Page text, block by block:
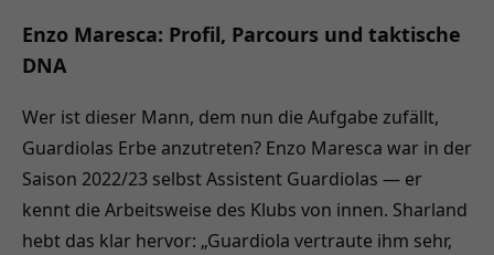
Enzo Maresca: Profil, Parcours und taktische
DNA
Wer ist dieser Mann, dem nun die Aufgabe zufällt,
Guardiolas Erbe anzutreten? Enzo Maresca war in der
Saison 2022/23 selbst Assistent Guardiolas — er
kennt die Arbeitsweise des Klubs von innen. Sharland
hebt das klar hervor: „Guardiola vertraute ihm sehr,